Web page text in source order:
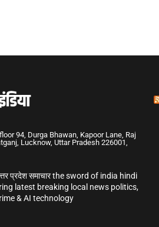
94, Durga Bhawan, Kapoor Lane, Raj
Lucknow, Uttar Pradesh 226001,
प्रदेश समाचार the sword of india hindi
latest breaking local news politics,
& AI technology